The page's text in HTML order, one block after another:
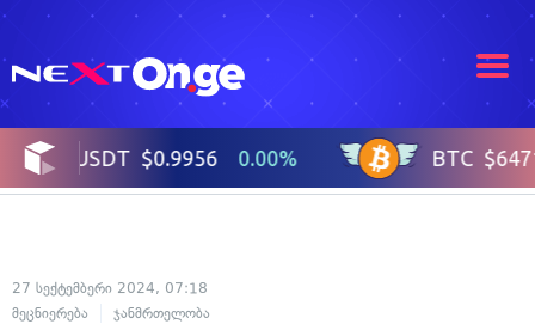
27 სექტემბერი 2024, 07:18
მეცნიერება
ჯანმრთელობა